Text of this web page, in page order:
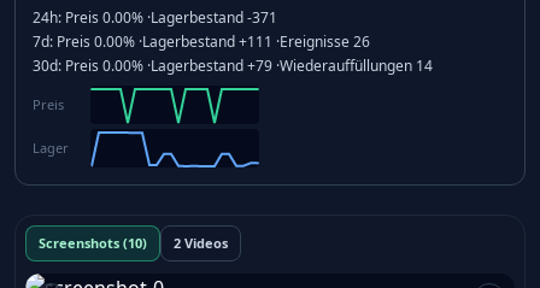
24h: Preis 0.00% ·Lagerbestand-371
7d: Preis 0.00% ·Lagerbestand+111 ·Ereignisse26
30d: Preis 0.00% ·Lagerbestand+79 ·Wiederauffüllungen 14
Preis
Lager
Screenshots (10) 2 Videos